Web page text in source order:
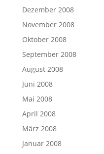
Dezember 2008
November 2008
Oktober 2008
September 2008
August 2008
Juni 2008
Mai 2008
April 2008
März 2008
Januar 2008